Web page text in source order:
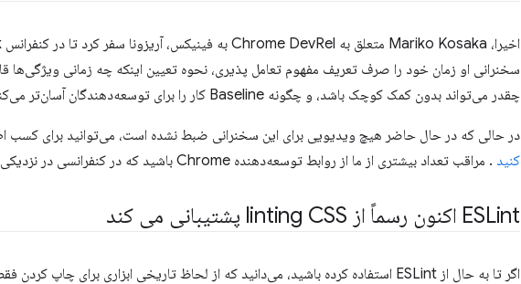
سخنرانی او زمان خود را صرف تعریف مفهوم تعامل پذیری، نحوه تعیین اینکه چه زمانی ویژگی‌ها
چقدر می‌تواند بدون کمک کوچک باشد، و چگونه Baseline کار را برای توسعه‌دهندگان آسان‌تر می‌کند، صرف کرد.
در حالی که در حال حاضر هیچ ویدیویی برای این سخنرانی ضبط نشده است، می‌توانید برای کسب
کنید . مراقب تعداد بیشتری از ما از روابط توسعه‌دهنده Chrome باشید که در کنفرانسی در نزدیکی شما درباره Baseline صحبت می‌کنند!
ESLint اکنون رسماً از linting CSS پشتیبانی می کند
اگر تا به حال از ESLint استفاده کرده باشید، می‌دانید که از لحاظ تاریخی ابزاری برای چاپ کردن فقط جاوا اسکریپت بوده است. در این ماه، ESLint